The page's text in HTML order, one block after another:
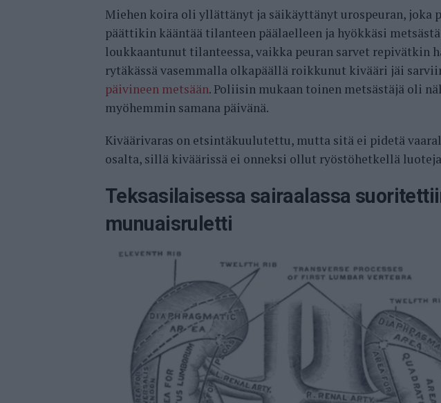
Miehen koira oli yllättänyt ja säikäyttänyt urospeuran, joka
päättikin kääntää tilanteen päälaelleen ja hyökkäsi
loukkaantunut tilanteessa, vaikka peuran sarvet repivätkin
rytäkässä vasemmalla olkapäällä roikkunut kivääri jäi
päivineen metsään. Poliisin mukaan toinen metsästäjä oli
myöhemmin samana päivänä.
Kiväärivaras on etsintäkuulutettu, mutta sitä ei pidetä
osalta, sillä kiväärissä ei onneksi ollut ryöstöhetkellä
Teksasilaisessa sairaalassa
munuaisruletti